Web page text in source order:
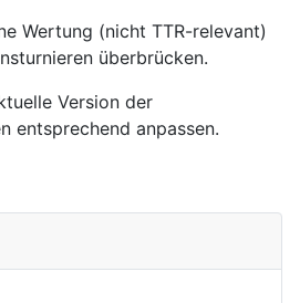
Wertung (nicht TTR-relevant)
überbrücken.
Version der
entsprechend anpassen.